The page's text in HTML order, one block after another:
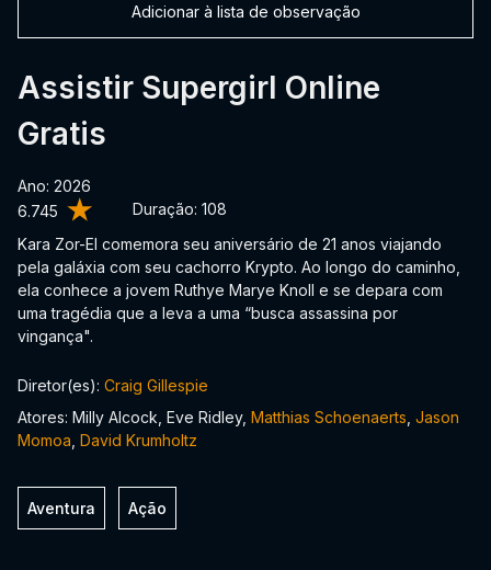
6.745 Duração: 108
Assistir Supergirl Online
Gratis
Ano: 2026
Kara Zor-El comemora seu aniversário de 21 anos viajando
pela galáxia com seu cachorro Krypto. Ao longo do caminho,
ela conhece a jovem Ruthye Marye Knoll e se depara com
uma tragédia que a leva a uma “busca assassina por
vingança".
Adicionar à lista de observação
Diretor(es): Craig Gillespie
Atores: Milly Alcock, Eve Ridley, Matthias Schoenaerts Jason
Momoa David Krumholtz
Aventura Ação